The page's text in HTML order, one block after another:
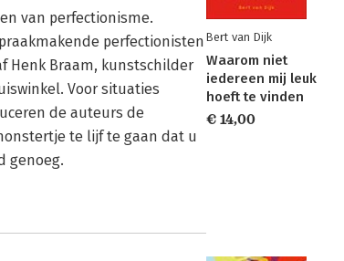
van perfectionisme.
perfectionisten
Henk Braam, kunstschilder
Voor situaties
de auteurs de
te lijf te gaan dat u
genoeg.
Bert van Dijk
Waarom niet
iedereen mij leuk
hoeft te vinden
€ 14,00